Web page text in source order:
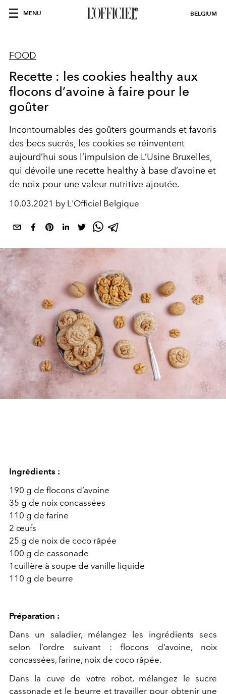
MENU BELGIUM
FOOD
Recette : les cookies healthy aux
flocons d’avoine à faire pour le
goûter
Incontournables des goûters gourmands et favoris
des becs sucrés, les cookies se réinventent
aujourd’hui sous l’impulsion de L’Usine Bruxelles,
qui dévoile une recette healthy à base d’avoine et
de noix pour une valeur nutritive ajoutée.
10.03.2021 by L'Officiel Belgique
Ingrédients :
190 g de flocons d’avoine
35 g de noix concassées
110 g de farine
2 œufs
25 g de noix de coco râpée
100 g de cassonade
1cuillère à soupe de vanille liquide
110 g de beurre
Préparation :
Dans un saladier, mélangez les ingrédients secs
selon l’ordre suivant : flocons d’avoine, noix
concassées, farine, noix de coco râpée.
Dans la cuve de votre robot, mélangez le sucre
cassonade et le beurre et travailler pour obtenir une